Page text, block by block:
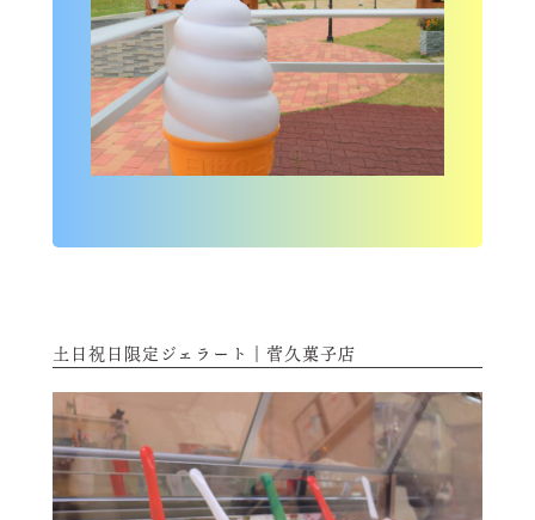
土日祝日限定ジェラート｜菅久菓子店